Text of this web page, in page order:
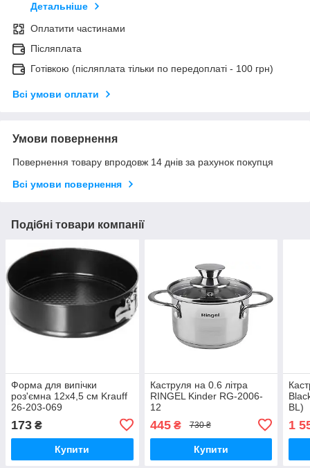
Детальніше
Оплатити частинами
Післяплата
Готівкою (післяплата тільки по передоплаті - 100 грн)
Всі умови оплати
Умови повернення
Повернення товару впродовж 14 днів за рахунок покупця
Всі умови повернення
Подібні товари компанії
Форма для випічки
роз'ємна 12х4,5 см Krauff
26-203-069
173 ₴
Купити
Каструля на 0.6 літра
RINGEL Kinder RG-2006-
12
445₴ 730 ₴
Купити
BL)
1